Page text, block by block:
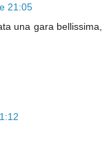
21:05
una gara bellissima,